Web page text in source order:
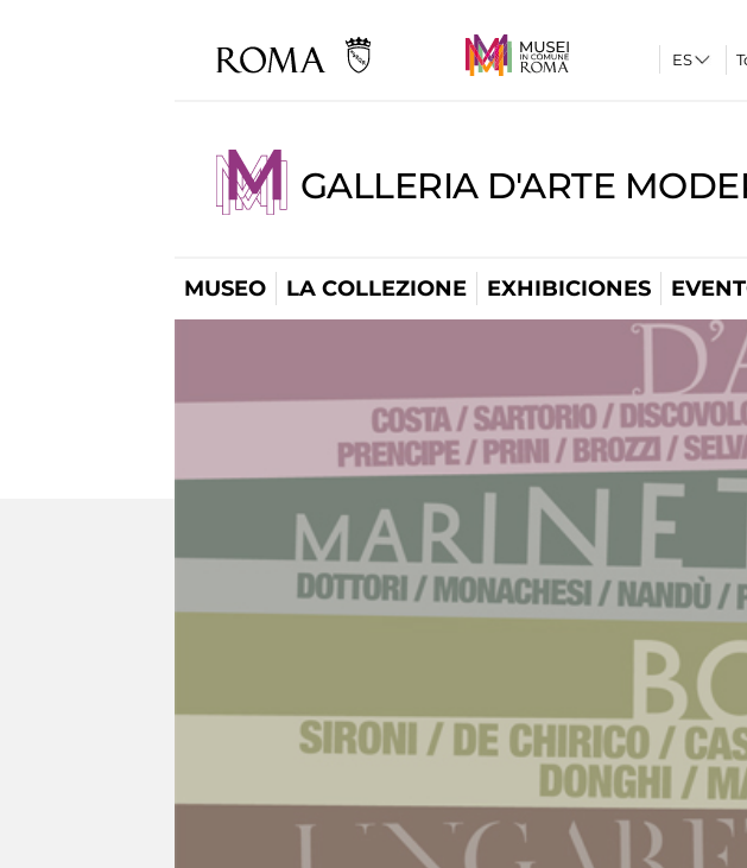
GALLERIA D'ARTE
MUSEO LA COLLEZIONE EXHIBICIONES